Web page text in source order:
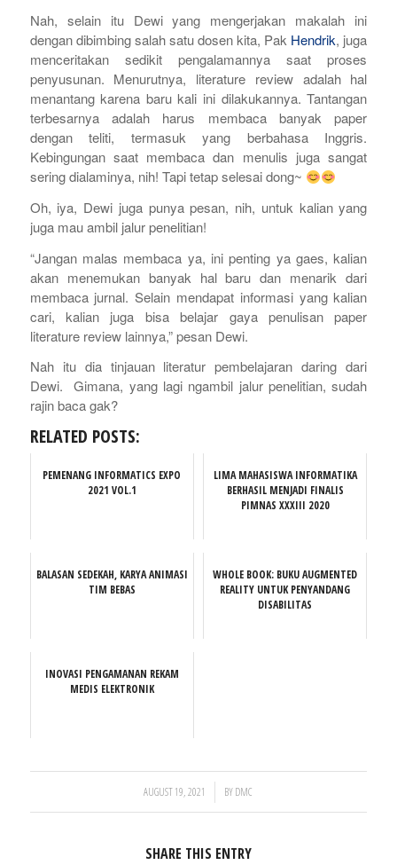
Nah, selain itu Dewi yang mengerjakan makalah ini
dengan dibimbing salah satu dosen kita, Pak Hendrik, juga
menceritakan sedikit pengalamannya saat proses
penyusunan. Menurutnya, literature review adalah hal
menantang karena baru kali ini dilakukannya. Tantangan
terbesarnya adalah harus membaca banyak paper
dengan teliti, termasuk yang berbahasa Inggris.
Kebingungan saat membaca dan menulis juga sangat
sering dialaminya, nih! Tapi tetap selesai dong~
Oh, iya, Dewi juga punya pesan, nih, untuk kalian yang
juga mau ambil jalur penelitian!
“Jangan malas membaca ya, ini penting ya gaes, kalian
akan menemukan banyak hal baru dan menarik dari
membaca jurnal. Selain mendapat informasi yang kalian
cari, kalian juga bisa belajar gaya penulisan paper
literature review lainnya,” pesan Dewi.
Nah itu dia tinjauan literatur pembelajaran daring dari
Dewi. Gimana, yang lagi ngambil jalur penelitian, sudah
rajin baca gak?
RELATED POSTS:
PEMENANG INFORMATICS EXPO
2021 VOL.1
LIMA MAHASISWA INFORMATIKA
BERHASIL MENJADI FINALIS
PIMNAS XXXIII 2020
BALASAN SEDEKAH, KARYA ANIMASI
TIM BEBAS
WHOLE BOOK: BUKU AUGMENTED
REALITY UNTUK PENYANDANG
DISABILITAS
INOVASI PENGAMANAN REKAM
MEDIS ELEKTRONIK
AUGUST 19, 2021
/ BYDMC
SHARE THIS ENTRY